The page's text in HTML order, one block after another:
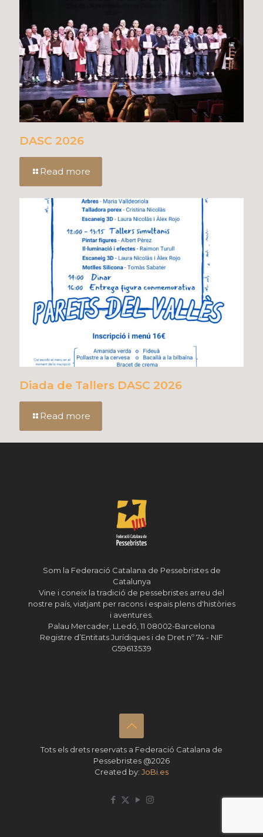
DASC 2026
Read more
Diada de Tallers DASC 2026
Read more
Som la Federació Catalana de Pessebristes de
Catalunya
Vine i coneix la tradició de pessebristes arreu del
nostre país, viatjant per racons i espais plens d'històries
i aventures.
Palau Mercader, LLedó, 11 08002-Barcelona
Registre d’Entitats Jurídiques i de Dret nº 74 - NIF
G59613539
Tots els drets reservats a Federació Catalana de
Pessebristes @2026
Created by: JoBi.es